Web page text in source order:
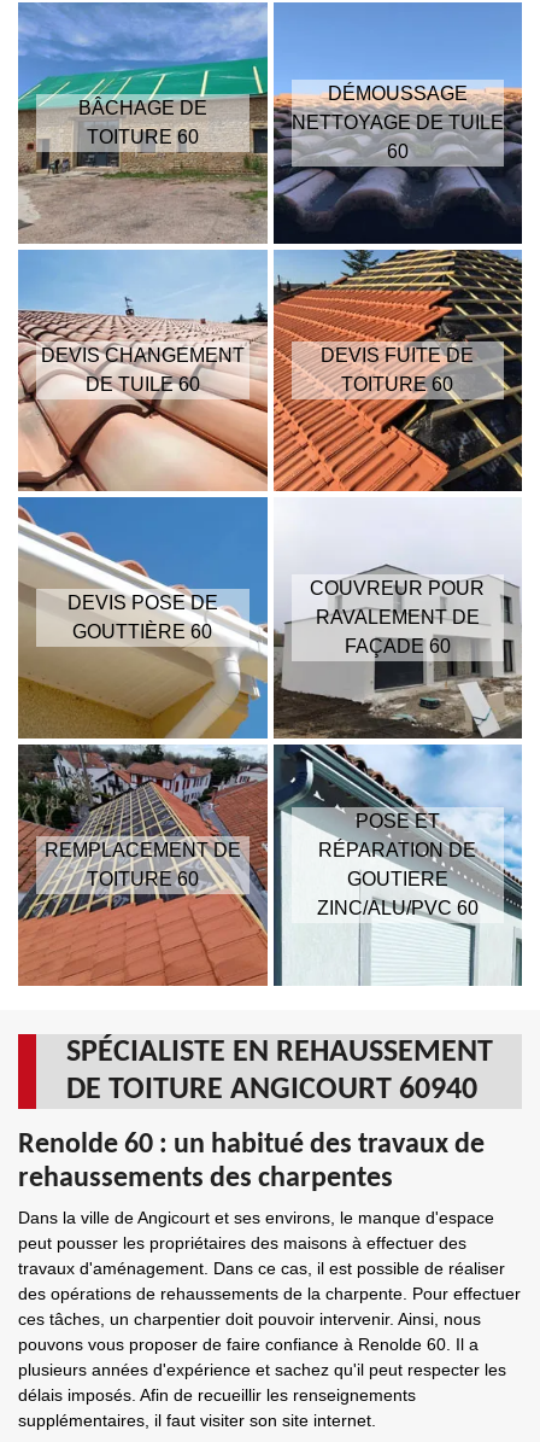
BÂCHAGE DE
TOITURE 60
DÉMOUSSAGE
NETTOYAGE DE TUILE
60
DEVIS CHANGEMENT
DE TUILE 60
DEVIS FUITE DE
TOITURE 60
DEVIS POSE DE
GOUTTIÈRE 60
COUVREUR POUR
RAVALEMENT DE
FAÇADE 60
REMPLACEMENT DE
TOITURE 60
POSE ET
RÉPARATION DE
GOUTIERE
ZINC/ALU/PVC 60
SPÉCIALISTE EN REHAUSSEMENT
DE TOITURE ANGICOURT 60940
Renolde 60 : un habitué des travaux de
rehaussements des charpentes
Dans la ville de Angicourt et ses environs, le manque d'espace
peut pousser les propriétaires des maisons à effectuer des
travaux d'aménagement. Dans ce cas, il est possible de réaliser
des opérations de rehaussements de la charpente. Pour effectuer
ces tâches, un charpentier doit pouvoir intervenir. Ainsi, nous
pouvons vous proposer de faire confiance à Renolde 60. Il a
plusieurs années d'expérience et sachez qu'il peut respecter les
délais imposés. Afin de recueillir les renseignements
supplémentaires, il faut visiter son site internet.